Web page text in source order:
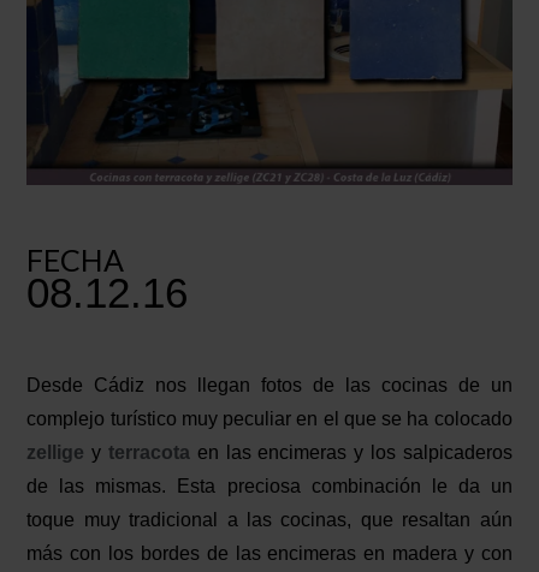
FECHA
08.12.16
Desde Cádiz nos llegan fotos de las cocinas de un
complejo turístico muy peculiar en el que se ha colocado
zellige y terracota en las encimeras y los salpicaderos
de las mismas. Esta preciosa combinación le da un
toque muy tradicional a las cocinas, que resaltan aún
más con los bordes de las encimeras en madera y con